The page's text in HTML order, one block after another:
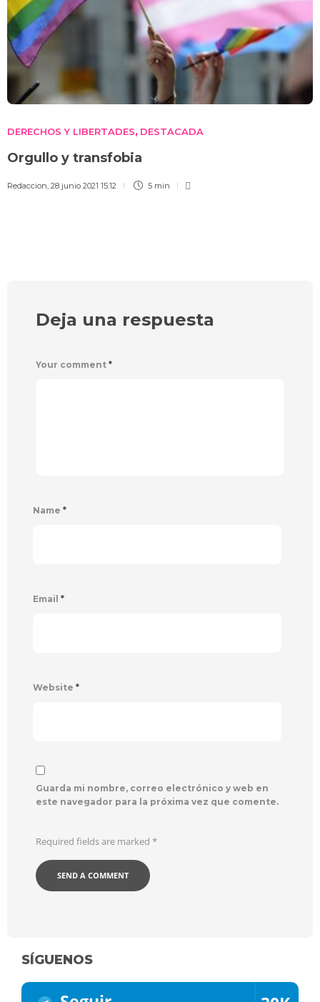
DERECHOS Y LIBERTADES, DESTACADA
Orgullo y transfobia
Redaccion, 28 junio 2021 15:12 5 min
Deja una respuesta
Your comment *
Name *
Email *
Website *
Guarda mi nombre, correo electrónico y web en
este navegador para la próxima vez que comente.
Required fields are marked *
SÍGUENOS